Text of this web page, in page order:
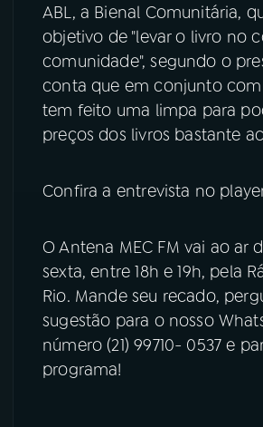
Instagram X
TikTok
ABL, a Bienal Comunitária,
objetivo de "levar o livro no
comunidade", segundo o
conta que em conjunto com
tem feito uma limpa para
preços dos livros bastante
Confira a entrevista no
O Antena MEC FM vai ao ar
sexta, entre 18h e 19h, pela
Rio. Mande seu recado,
sugestão para o nosso
número (21) 99710- 0537 e
programa!